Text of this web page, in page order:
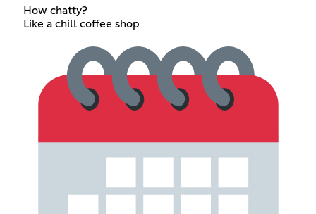
How chatty?
Like a chill coffee shop